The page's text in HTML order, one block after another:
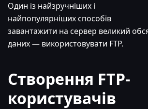
Один із найзручніших і
найпопулярніших способів
завантажити на сервер великий
даних — використовувати FTP.
Створення FTP-
користувачів